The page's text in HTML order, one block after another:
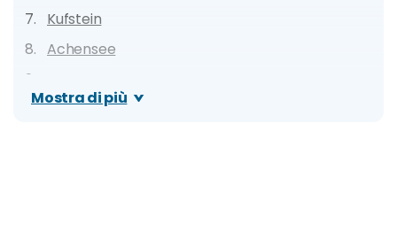
Kufstein
Achensee
Mostra di più